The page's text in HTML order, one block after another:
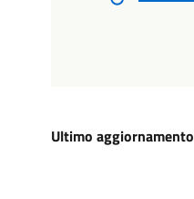
Ultimo aggiornamento